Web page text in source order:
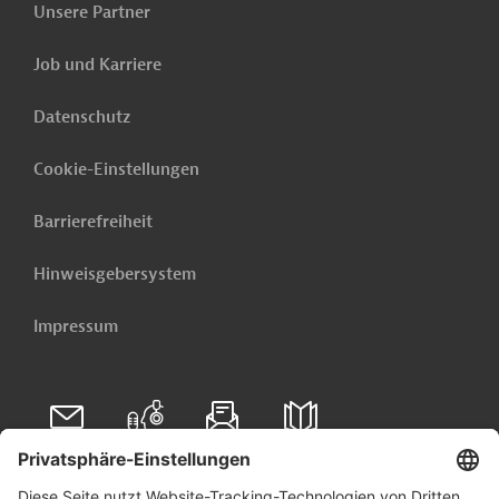
Weitere verwandte Inhalte anzeigen
Unsere Partner
Job und Karriere
Datenschutz
Cookie-Einstellungen
Barrierefreiheit
Hinweisgebersystem
Impressum